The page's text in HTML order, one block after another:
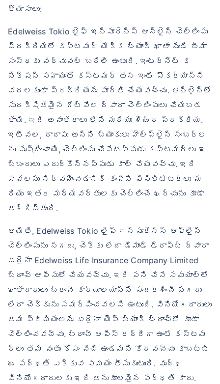
త్యాసాలు:
Edelweiss Tokio లైఫ్ ఇన్సూరెన్స్ ఆన్‌లైన్ చెల్లింపు
ప్రక్రియలో కస్టమర్ యొక్క బ్యాంక్ ఖాతా నుండి బీమా
సంస్థకు వర్చువల్ బదిలీ ఉంటుంది. ఇంటర్నెట్ క
నెక్షన్ సహాయంతో కస్టమర్ తన ఇంటి సౌకర్యాన్ని
వదలకుండా ప్రక్రియను పూర్తి చేయవచ్చు. ఆన్‌లైన్‌లో
సురక్షితమైన గేట్‌వేల ద్వారా చెల్లింపులు చేయబడ
తాయి. ఇది అవాంతరాలు లేని మరియు శీఘ్ర ప్రక్రియ.
ఇటీవల, దాదాపు అన్ని బ్యాంకులు హెల్ప్‌లైన్ నంబర్‌ల
ను సృష్టించాయి, చెల్లింపు చేసేటప్పుడు కస్టమర్‌లు ఇ
బ్బందులు ఎదుర్కొన్నప్పుడు కాల్ చేయవచ్చు. ఇది
సేవలను నిర్వహించడానికి కంపెనీ ఫెసిలిటేటర్‌లు మ
రియు ఇతర మధ్యవర్తులకు చెల్లించే ఖర్చును కూడా
తగ్గిస్తుంది.
అయితే, Edelweiss Tokio లైఫ్ ఇన్సూరెన్స్ ఆఫ్‌లైన్
చెల్లింపును నగదు, చెక్కు లేదా డిమాండ్ డ్రాఫ్ట్ ద్వారా
ఏదైనా Edelweiss Life Insurance Company Limited
బ్రాంచ్ ఆఫీసులో చేయవచ్చు. ఇది పని చేసే సమయాల్లో
ఖాతాదారులు బ్రాంచ్ కార్యాలయాన్ని సందర్శించి నగదు
లేదా చెక్కును సమర్పించవలసి ఉంటుంది. వినియోగదారులు
తమ ప్రీమియంలను ఏదైనా యెస్ బ్యాంక్ బ్రాంచ్‌లో కూడా
చెల్లించవచ్చు. బ్రాంచ్ ఆఫీస్ రద్దీగా ఉంటే కస్టమ
ర్‌లు తమ వంతు కోసం వేచి ఉండమని కోరవచ్చు కాబట్టి
ఈ పద్ధతి ఎక్కువ సమయం తీసుకుంటుంది. వృద్ధ
వినియోగదారులకు ఇది అనుకూలమైన పద్ధతి కాదు.